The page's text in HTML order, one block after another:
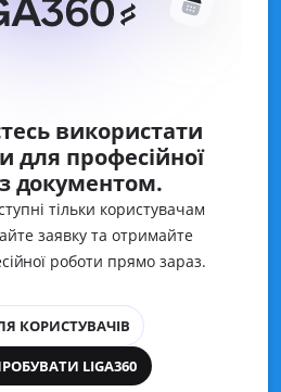
використати
для професійної
документом.
тільки користувачам
заявку та отримайте
роботи прямо зараз.
КОРИСТУВАЧІВ
LIGA360